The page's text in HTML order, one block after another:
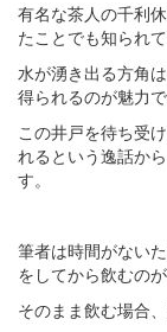
有名な茶人の千利
たことでも知られて
水が湧き出る方角
得られるのが魅力で
この井戸を待ち受
れるという逸話か
す。
筆者は時間がない
をしてから飲むの
そのまま飲む場合